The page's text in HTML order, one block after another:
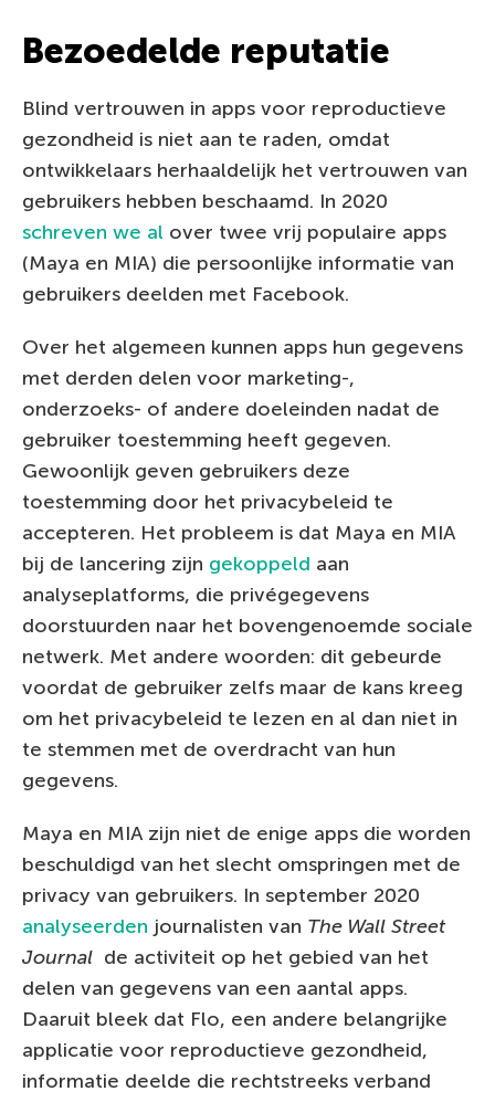
Bezoedelde reputatie
Blind vertrouwen in apps voor reproductieve
gezondheid is niet aan te raden, omdat
ontwikkelaars herhaaldelijk het vertrouwen van
gebruikers hebben beschaamd. In 2020
schreven we al over twee vrij populaire apps
(Maya en MIA) die persoonlijke informatie van
gebruikers deelden met Facebook.
Over het algemeen kunnen apps hun gegevens
met derden delen voor marketing-,
onderzoeks- of andere doeleinden nadat de
gebruiker toestemming heeft gegeven.
Gewoonlijk geven gebruikers deze
toestemming door het privacybeleid te
accepteren. Het probleem is dat Maya en MIA
bij de lancering zijn gekoppeld aan
analyseplatforms, die privégegevens
doorstuurden naar het bovengenoemde sociale
netwerk. Met andere woorden: dit gebeurde
voordat de gebruiker zelfs maar de kans kreeg
om het privacybeleid te lezen en al dan niet in
te stemmen met de overdracht van hun
gegevens.
Maya en MIA zijn niet de enige apps die worden
beschuldigd van het slecht omspringen met de
privacy van gebruikers. In september 2020
analyseerden journalisten van The Wall Street
Journal de activiteit op het gebied van het
delen van gegevens van een aantal apps.
Daaruit bleek dat Flo, een andere belangrijke
applicatie voor reproductieve gezondheid,
informatie deelde die rechtstreeks verband